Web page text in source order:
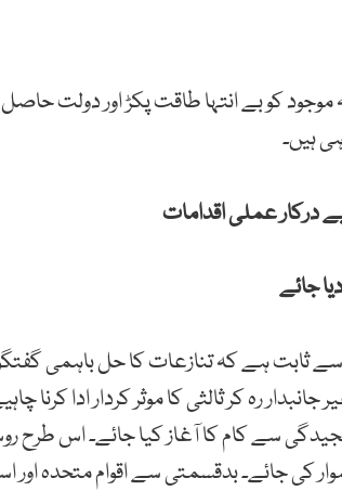
کو بے انتہا طاقت پکڑ اور دولت
ہیں۔
درکار عملی اقدامات
ثابت ہے کہ تنازعات کا حل باہمی
جانبدار رہ کر ثالثی کا موثر کردار ادا کرنا
سے کام کا آغاز کیا جائے۔ اس
کی جائے۔ بدقسمتی سے اقوام متحدہ